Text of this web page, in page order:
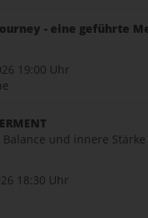
- eine geführte
19:00 Uhr
Balance und innere Stärke
18:30 Uhr